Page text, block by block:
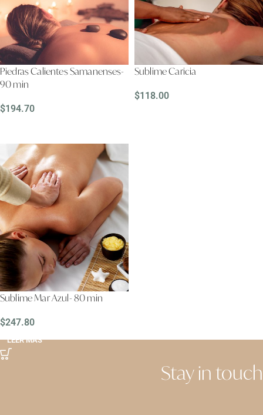
Piedras Calientes Samanenses-
90 min
$194.70
Sublime Caricia
$118.00
Sublime Mar Azul- 80 min
$247.80
LEER MÁS
Stay in touch